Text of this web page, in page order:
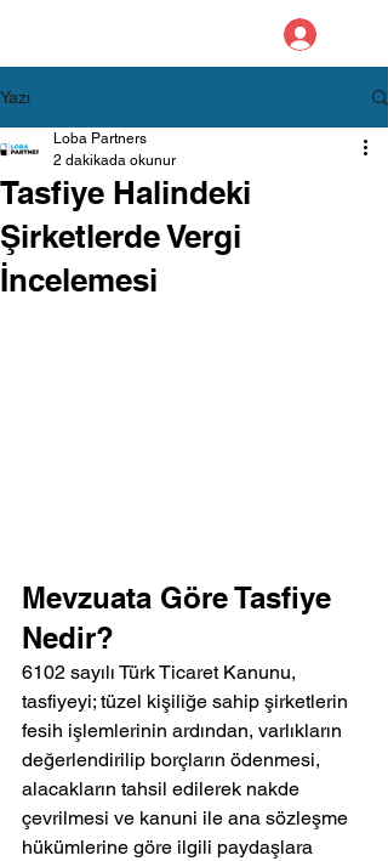
Yazı
Tasfiye Halindeki
Şirketlerde Vergi
İncelemesi
Loba Partners
2 dakikada okunur
Mevzuata Göre Tasfiye
Nedir?
6102 sayılı Türk Ticaret Kanunu,
tasfiyeyi; tüzel kişiliğe sahip şirketlerin
fesih işlemlerinin ardından, varlıkların
değerlendirilip borçların ödenmesi,
alacakların tahsil edilerek nakde
çevrilmesi ve kanuni ile ana sözleşme
hükümlerine göre ilgili paydaşlara